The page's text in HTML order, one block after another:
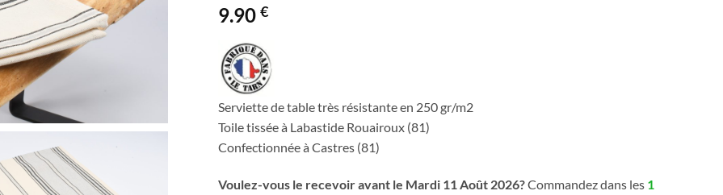
5 basé sur
notations
9.90€
Serviette de table très résistante en 250 gr/m2
Toile tissée à Labastide Rouairoux (81)
Confectionnée à Castres (81)
Voulez-vous le recevoir avant le Mardi 11 Août 2026?Commandez dans les 1